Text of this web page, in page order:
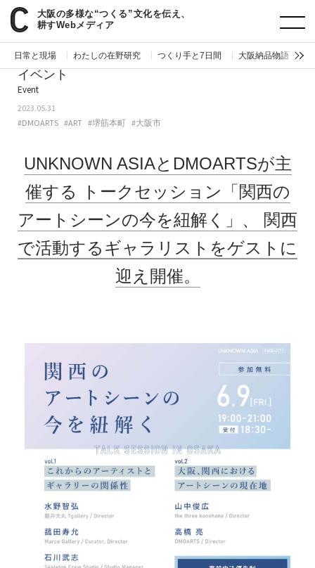
大阪の多様な“つくる”文化を伝え、
耕すWebメディア
日常と現場 わたしの在野研究 つくり手と7日間 大阪納品物語
paperC 今週のイベント
イベント
Event
2023.05.31
#DMOARTS #ART #堺筋本町 #大阪市
UNKNOWN ASIAとDMOARTSが主
催する
トークセッション「関西の
アートシーンの今を紐解く」、
関西
で活動するギャラリストをゲストに
迎え開催。